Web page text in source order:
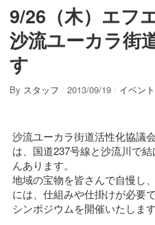
9/26（木）エフ
沙流ユーカラ街
す
By スタッフ / 2013/09/19 / イベン
沙流ユーカラ街道活性化協議
は、国道237号線と沙流川で
んあります。
地域の宝物を皆さんで自慢し
には、仕組みや仕掛けが必要
シンポジウムを開催いたします